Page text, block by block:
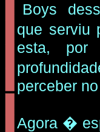
Boys
que serviu
esta, por
perceber
Agora �